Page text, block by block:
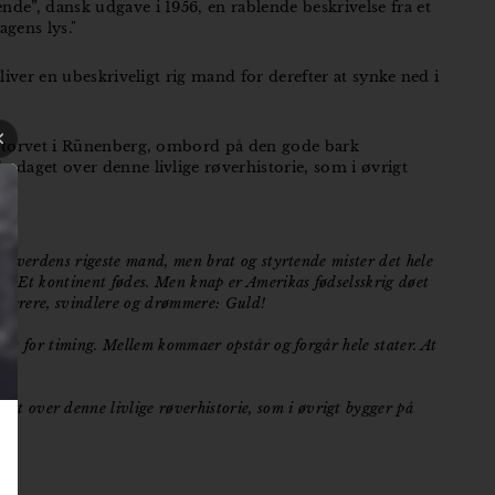
dansk udgave i 1956, en rablende beskrivelse fra et
lys."
en ubeskriveligt rig mand for derefter at synke ned i
i Rünenberg, ombord på den gode bark
over denne livlige røverhistorie, som i øvrigt
rigeste mand, men brat og styrtende mister det hele
Et kontinent fødes. Men knap er Amerikas fødselsskrig døet
svindlere og drømmere: Guld!
for timing. Mellem kommaer opstår og forgår hele stater. At
over denne livlige røverhistorie, som i øvrigt bygger på